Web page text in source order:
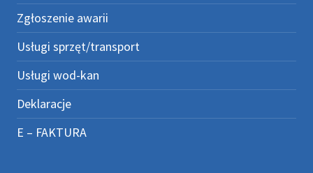
Zgłoszenie awarii
Usługi sprzęt/transport
Usługi wod-kan
Deklaracje
E – FAKTURA